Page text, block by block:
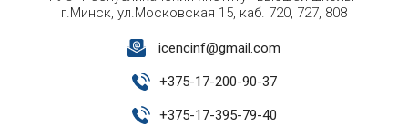
г.Минск, ул.Московская 15, каб. 720, 727, 808
icencinf@gmail.com
+375-17-200-90-37
+375-17-395-79-40